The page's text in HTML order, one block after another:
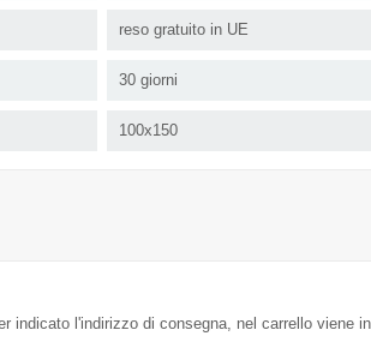
reso gratuito in UE
30 giorni
100x150
indicato l'indirizzo di consegna, nel carrello viene